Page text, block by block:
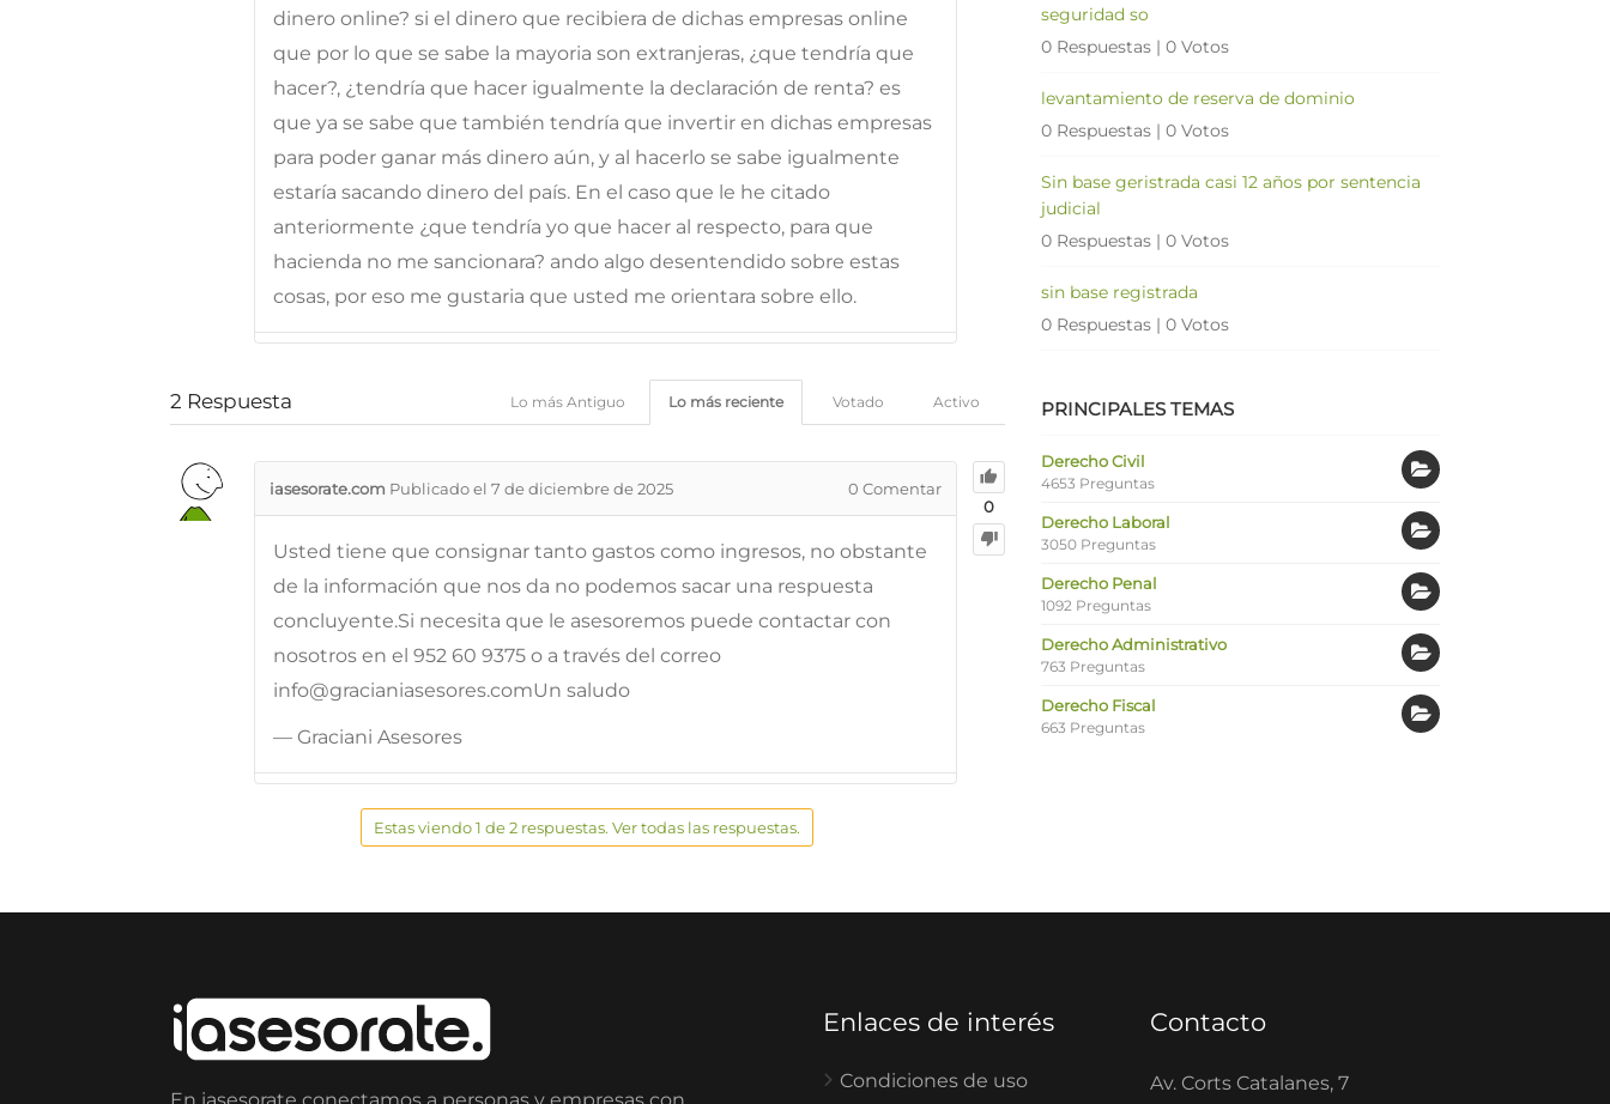
dinero online? si el dinero que recibiera de dichas empresas online
que por lo que se sabe la mayoria son extranjeras, ¿que tendría que
hacer?, ¿tendría que hacer igualmente la declaración de renta? es
que ya se sabe que también tendría que invertir en dichas empresas
para poder ganar más dinero aún, y al hacerlo se sabe igualmente
estaría sacando dinero del país. En el caso que le he citado
anteriormente ¿que tendría yo que hacer al respecto, para que
hacienda no me sancionara? ando algo desentendido sobre estas
cosas, por eso me gustaria que usted me orientara sobre ello.
2 Respuesta Activo
Votado
Lo más reciente
Lo más Antiguo
0
iasesorate.com Publicado el 7 de diciembre de 2025 0 Comentar
Usted tiene que consignar tanto gastos como ingresos, no obstante
de la información que nos da no podemos sacar una respuesta
concluyente.Si necesita que le asesoremos puede contactar con
nosotros en el 952 60 9375 o a través del correo
info@gracianiasesores.comUn saludo
— Graciani Asesores
Estas viendo 1 de 2 respuestas. Ver todas las respuestas.
seguridad so
0 Respuestas | 0 Votos
levantamiento de reserva de dominio
0 Respuestas | 0 Votos
Sin base geristrada casi 12 años por sentencia
judicial
0 Respuestas | 0 Votos
sin base registrada
0 Respuestas | 0 Votos
PRINCIPALES TEMAS
Derecho Civil
4653 Preguntas
Derecho Laboral
3050 Preguntas
Derecho Penal
1092 Preguntas
Derecho Administrativo
763 Preguntas
Derecho Fiscal
663 Preguntas
Enlaces de interés
Condiciones de uso
Contacto
Av. Corts Catalanes, 7